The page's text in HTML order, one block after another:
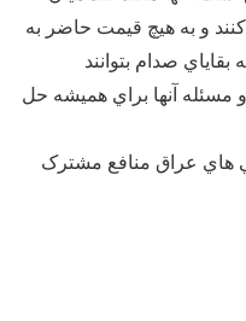
و به هيچ قيمت حاضر به
صدام بتوانند
مسئله آنها براي هميشه حل
هاي عراق منافع مشترک